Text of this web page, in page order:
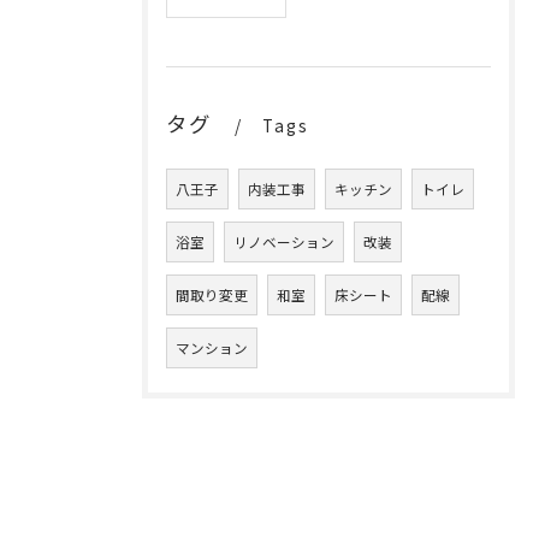
タグ Tags
八王子 内装工事 キッチン トイレ
浴室 リノベーション 改装
間取り変更 和室 床シート 配線
マンション